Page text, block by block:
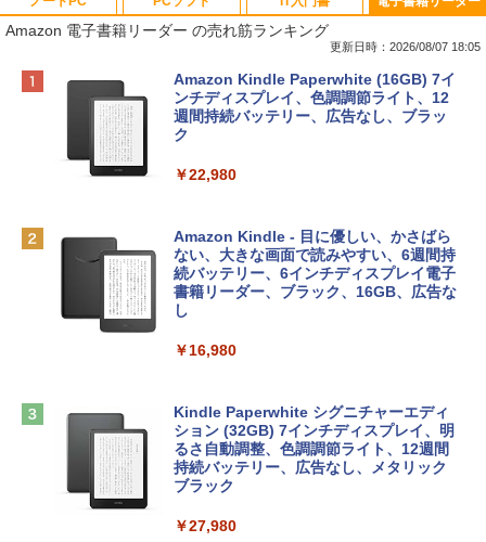
Apple 2026 MacBook Neo A18 Proチッ
プ搭載13インチノートブック：AIとAppl
e Intelligence、Liquid Retinaディスプ
レイ、8GBメモリ、512GB SSD、1080p
ィゴ + 3年延長 AppleCare+ for 13インチ
￥162,598
tomtoc 360°保護 15.6 16インチ パソコ
ンケース Dell NEC Lavie ASUS HP dyna
Apple 2026 MacBook Air M5チップ搭載
13インチノートブック：AIとApple Intell
igence、13.6インチLiquid Retinaディ
スプレイ、16GBユニファイドメモリ、1
ームカメラ、日本語キーボード、Touch I
Robloxギフトカード - 800 Robux 【限
定バーチャルアイテムを含む】 【オンラ
インゲームコード】 ロブロックス | オン
ラインコード版
￥1,300
Microsoft Office Home & Business 202
4(最新 永続版)|オンラインコード版|Wind
ows11、10/mac対応|PC2台
￥39,582
インゲームコード】 ロブロックス | オン
ラインコード版
￥3,200
Robloxギフトカード - 1000 Robux 【限
生成AIパスポート公式テキスト 第４版
￥1,766
出す プロンプトの言葉 AI画像生成シリー
ズ (はぴーイラストLabo)
￥480
ClaudeCode いちばんやさしい 教科書:
にもKindle出版にも！ 非エンジニアのた
めのAIコーディング入門シリーズ
￥99
1冊ですべて身につくHTML & CSSとWe
Amazon 電子書籍リーダー の売れ筋ランキング
更新日時：2026/08/07 18:05
Amazon Kindle Paperwhite (16GB) 7イ
ンチディスプレイ、色調調節ライト、12
週間持続バッテリー、広告なし、ブラッ
ク
￥22,980
Amazon Kindle - 目に優しい、かさばら
ない、大きな画面で読みやすい、6週間持
続バッテリー、6インチディスプレイ電子
書籍リーダー、ブラック、16GB、広告な
し
￥16,980
Kindle Paperwhite シグニチャーエディ
ション (32GB) 7インチディスプレイ、明
るさ自動調整、色調調節ライト、12週間
持続バッテリー、広告なし、メタリック
ブラック
￥27,980